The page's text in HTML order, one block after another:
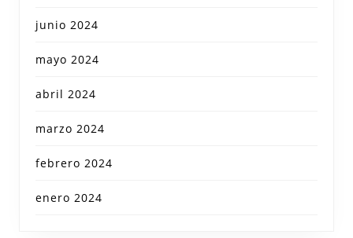
junio 2024
mayo 2024
abril 2024
marzo 2024
febrero 2024
enero 2024